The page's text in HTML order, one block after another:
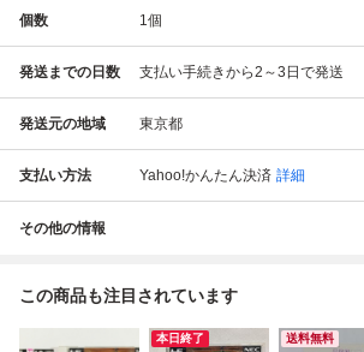
個数 1個
発送までの日数 支払い手続きから2～3日で発送
発送元の地域 東京都
支払い方法 Yahoo!かんたん決済 詳細
その他の情報
この商品も注目されています
本日終了 送料無料